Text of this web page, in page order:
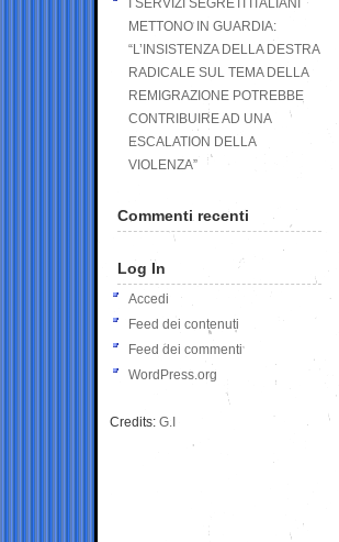
I SERVIZI SEGRETI ITALIANI
METTONO IN GUARDIA:
“L’INSISTENZA DELLA DESTRA
RADICALE SUL TEMA DELLA
REMIGRAZIONE POTREBBE
CONTRIBUIRE AD UNA
ESCALATION DELLA
VIOLENZA”
Commenti recenti
Log In
Accedi
Feed dei contenuti
Feed dei commenti
WordPress.org
Credits: G.I